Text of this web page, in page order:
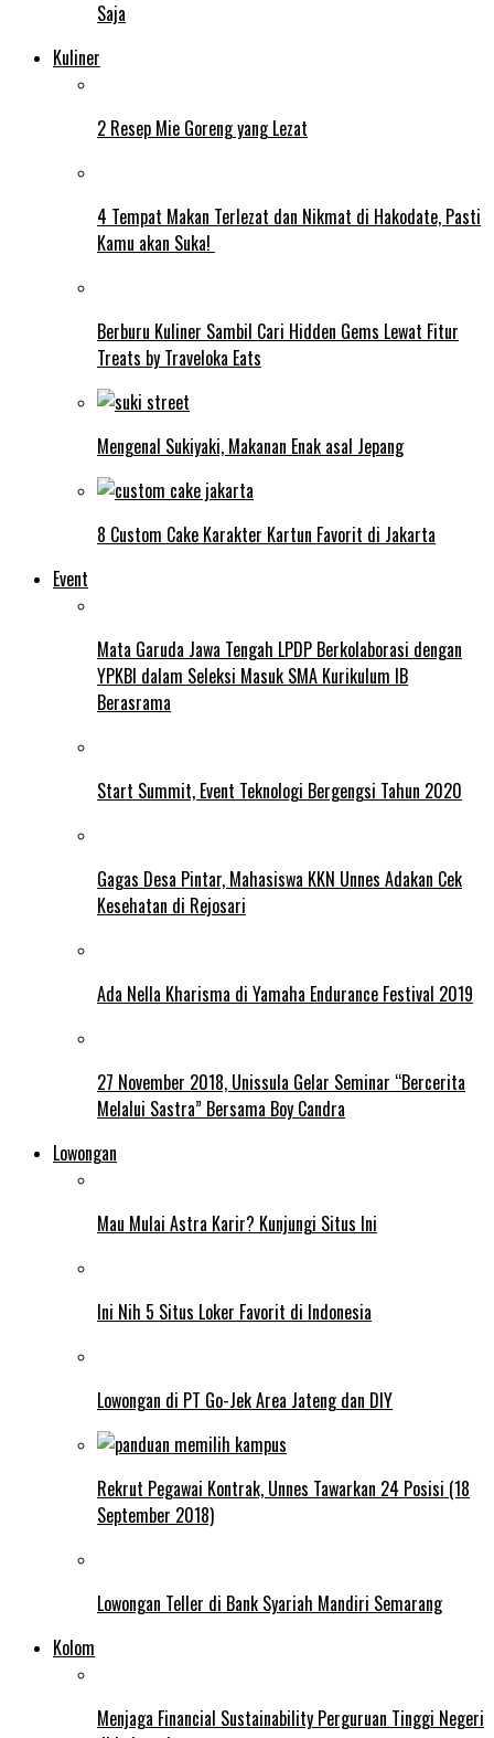
Saja
Kuliner
2 Resep Mie Goreng yang Lezat
4 Tempat Makan Terlezat dan Nikmat di Hakodate, Pasti
Kamu akan Suka!
Berburu Kuliner Sambil Cari Hidden Gems Lewat Fitur
Treats by Traveloka Eats
Mengenal Sukiyaki, Makanan Enak asal Jepang
8 Custom Cake Karakter Kartun Favorit di Jakarta
Event
Mata Garuda Jawa Tengah LPDP Berkolaborasi dengan
YPKBI dalam Seleksi Masuk SMA Kurikulum IB
Berasrama
Start Summit, Event Teknologi Bergengsi Tahun 2020
Gagas Desa Pintar, Mahasiswa KKN Unnes Adakan Cek
Kesehatan di Rejosari
Ada Nella Kharisma di Yamaha Endurance Festival 2019
27 November 2018, Unissula Gelar Seminar “Bercerita
Melalui Sastra” Bersama Boy Candra
Lowongan
Mau Mulai Astra Karir? Kunjungi Situs Ini
Ini Nih 5 Situs Loker Favorit di Indonesia
Lowongan di PT Go-Jek Area Jateng dan DIY
Rekrut Pegawai Kontrak, Unnes Tawarkan 24 Posisi (18
September 2018)
Lowongan Teller di Bank Syariah Mandiri Semarang
Kolom
Menjaga Financial Sustainability Perguruan Tinggi Negeri